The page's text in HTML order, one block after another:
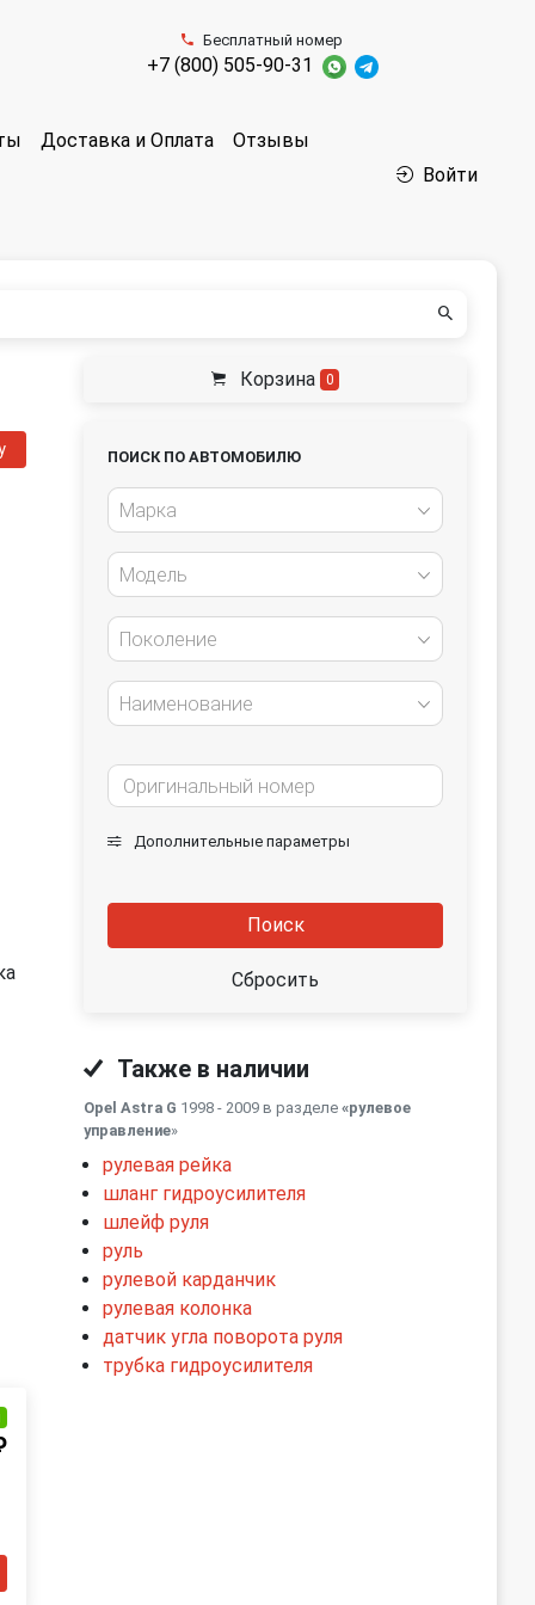
Бесплатный номер
+7 (800) 505-90-31
Доставка и Оплата Отзывы
Войти
Корзина 0
ПОИСК ПО АВТОМОБИЛЮ
Марка
Модель
Поколение
Наименование
Дополнительные параметры
Поиск
Сбросить
Также в наличии
Opel Astra G 1998 - 2009 в разделе «рулевое
управление»
рулевая рейка
шланг гидроусилителя
шлейф руля
руль
рулевой карданчик
рулевая колонка
датчик угла поворота руля
трубка гидроусилителя